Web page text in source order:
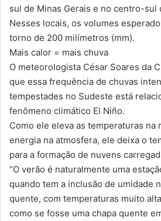
sul de Minas Gerais e no centro-sul
Nesses locais, os volumes
torno de 200 milímetros (mm).
Mais calor = mais chuva
O meteorologista César Soares da
que essa frequência de chuvas
tempestades no Sudeste está
fenômeno climático El Niño.
Como ele eleva as temperaturas na
energia na atmosfera, ele deixa o
para a formação de nuvens
“O verão é naturalmente uma
quando tem a inclusão de umidade
quente, com temperaturas muito
como se fosse uma chapa quente